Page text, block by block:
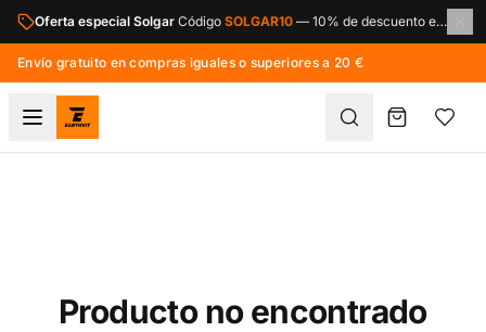
Saltar al contenido principal
Oferta especial Solgar Código SOLGAR10 — 10% de descuento en toda la marca Solgar.
Envío gratuito en compras iguales o superiores a 20 €
Producto no encontrado